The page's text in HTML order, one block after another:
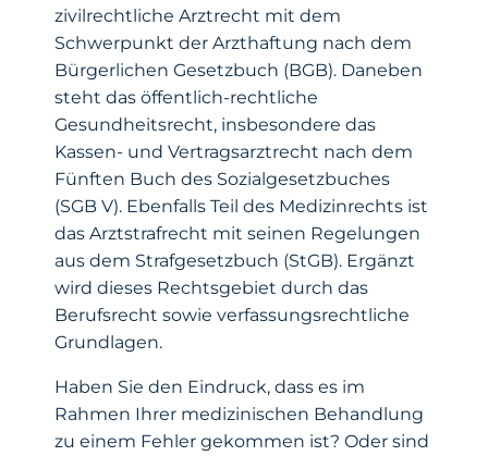
zivilrechtliche Arztrecht mit dem
Schwerpunkt der Arzthaftung nach dem
Bürgerlichen Gesetzbuch (BGB). Daneben
steht das öffentlich-rechtliche
Gesundheitsrecht, insbesondere das
Kassen- und Vertragsarztrecht nach dem
Fünften Buch des Sozialgesetzbuches
(SGB V). Ebenfalls Teil des Medizinrechts ist
das Arztstrafrecht mit seinen Regelungen
aus dem Strafgesetzbuch (StGB). Ergänzt
wird dieses Rechtsgebiet durch das
Berufsrecht sowie verfassungsrechtliche
Grundlagen.
Haben Sie den Eindruck, dass es im
Rahmen Ihrer medizinischen Behandlung
zu einem Fehler gekommen ist? Oder sind